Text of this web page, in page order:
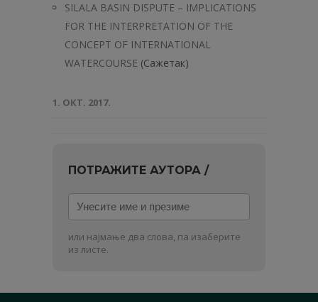
SILALA BASIN DISPUTE – IMPLICATIONS
FOR THE INTERPRETATION OF THE
CONCEPT OF INTERNATIONAL
WATERCOURSE (Сажетак)
1. ОКТ. 2017.
ПОТРАЖИТЕ АУТОРА /
Унесите
име
и
презиме
или најмање два слова, па изаберите
из листе.